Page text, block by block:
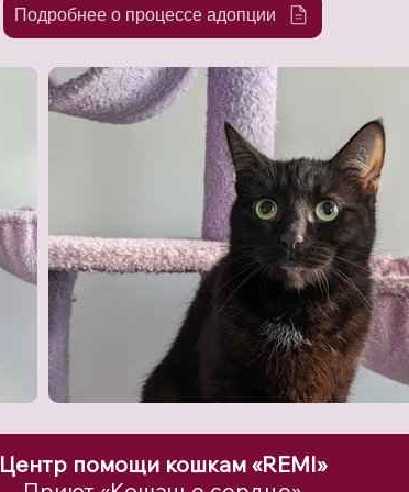
Подробнее о процессе адопции
Центр помощи кошкам «REMI»